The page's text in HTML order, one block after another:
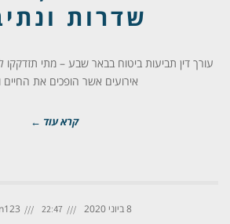
שדרות
עורך דין תביעות ביטוח בבאר שבע – מתי תזדקקו
אירועים אשר הופכים את החיים
קרא עוד ←
8 ביוני 2020 22:47